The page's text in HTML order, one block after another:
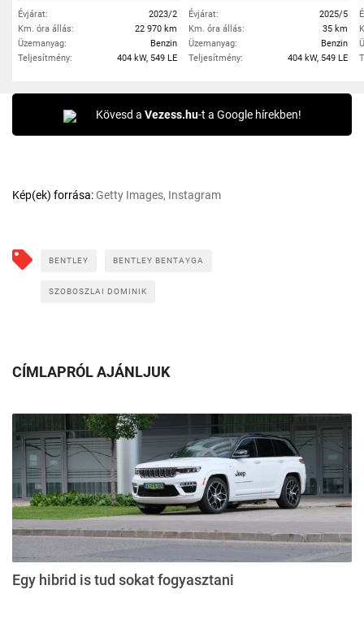
Évjárat:
2023/2
Km. óra állás:
22 970 km
Üzemanyag:
Benzin
Teljesítmény:
404 kW, 549 LE
Évjárat:
2025/5
Km. óra állás:
35 km
Üzemanyag:
Benzin
Teljesítmény:
404 kW, 549 LE
Kövesd a Vezess.hu-t a Google hírekben!
Kép(ek) forrása:Getty Images, Instagram
BENTLEY BENTLEY BENTAYGA
SZOBOSZLAI DOMINIK
CÍMLAPRÓL AJÁNLJUK
Egy hibrid is tud sokat fogyasztani